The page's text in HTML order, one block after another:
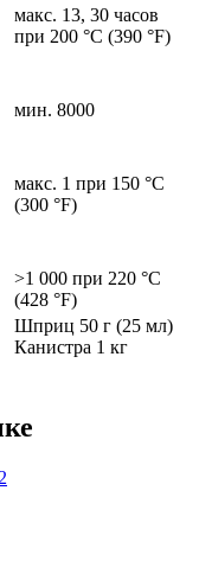
макс. 13, 30 часов
при 200 °C (390 °F)
мин. 8000
макс. 1 при 150 °C
(300 °F)
>1 000 при 220 °C
(428 °F)
Шприц 50 г (25 мл)
Канистра 1 кг